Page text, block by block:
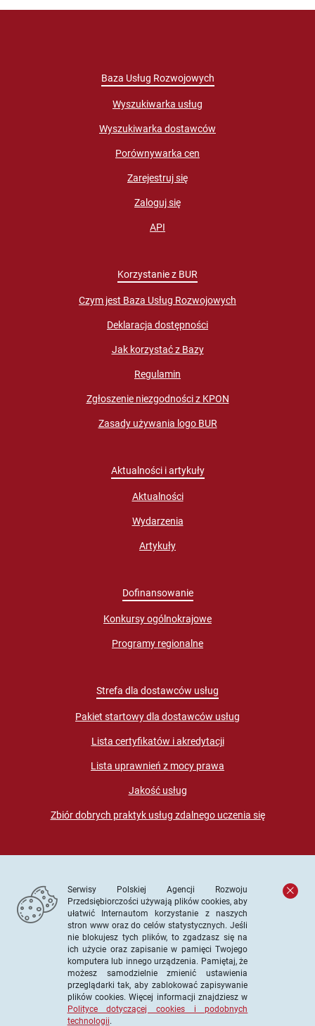
Baza Usług Rozwojowych
Wyszukiwarka usług
Wyszukiwarka dostawców
Porównywarka cen
Zarejestruj się
Zaloguj się
API
Korzystanie z BUR
Czym jest Baza Usług Rozwojowych
Deklaracja dostępności
Jak korzystać z Bazy
Regulamin
Zgłoszenie niezgodności z KPON
Zasady używania logo BUR
Aktualności i artykuły
Aktualności
Wydarzenia
Artykuły
Dofinansowanie
Konkursy ogólnokrajowe
Programy regionalne
Strefa dla dostawców usług
Pakiet startowy dla dostawców usług
Lista certyfikatów i akredytacji
Lista uprawnień z mocy prawa
Jakość usług
Zbiór dobrych praktyk usług zdalnego uczenia się
© PARP. Wszelkie prawa zastrzeżone
Projekt współfinansowany ze środków Unii Europejskiej w
ramach Europejskiego Funduszu Społecznego
Serwisy Polskiej Agencji Rozwoju
Przedsiębiorczości używają plików cookies, aby
ułatwić Internautom korzystanie z naszych
stron www oraz do celów statystycznych. Jeśli
nie blokujesz tych plików, to zgadzasz się na
ich użycie oraz zapisanie w pamięci Twojego
komputera lub innego urządzenia. Pamiętaj, że
możesz samodzielnie zmienić ustawienia
przeglądarki tak, aby zablokować zapisywanie
plików cookies. Więcej informacji znajdziesz w
Polityce dotyczącej cookies i podobnych
technologii.